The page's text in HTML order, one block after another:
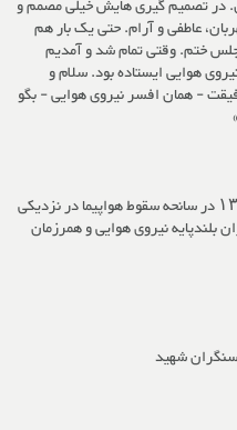
در تصمیم گیری هایش خیلی مصمم و
عاطفی و آرام. حتی یک بار هم
ختم. وقتی تمام شد و آمدیم
هوایی ایستاده بود. سلام و
- همان افسر نیروی هوایی - بگو
امیرسرلشگر منصور ستاری در 15 دی ۱۳۷۳ در سانحه سقوط هواپیما در نزدیکی
بلندپایه نیروی هوایی و همرزمان
شهید